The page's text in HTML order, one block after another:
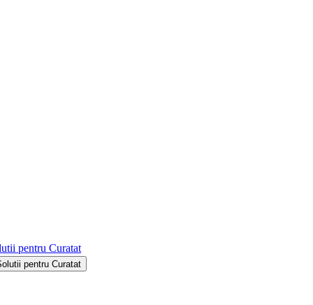
pentru Curatat
pentru Curatat